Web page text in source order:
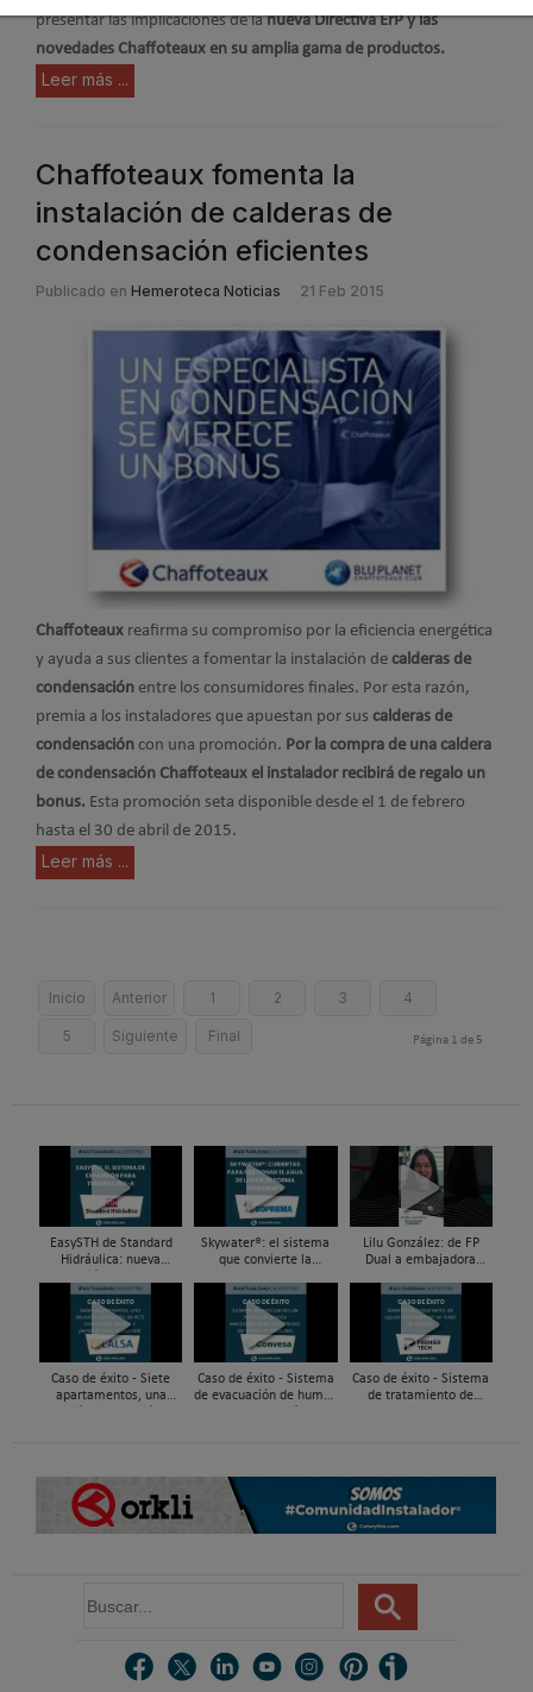
presentar las implicaciones de lanueva Directiva ErP y las
novedades Chaffoteaux en su amplia gama de productos.
Leer más ...
Chaffoteaux fomenta la
instalación de calderas de
condensación eficientes
Publicado en Hemeroteca Noticias 21 Feb 2015
Chaffoteaux reafirma su compromiso por la eficiencia energética
y ayuda a sus clientes a fomentar la instalación de calderas de
condensación entre los consumidores finales. Por esta razón,
premia a los instaladores que apuestan por sus calderas de
condensación con una promoción. Por la compra de una caldera
de condensación Chaffoteaux el instalador recibirá de regalo un
bonus. Esta promoción seta disponible desde el 1 de febrero
hasta el 30 de abril de 2015.
Leer más ...
Inicio Anterior 1 2 3 4
5 Siguiente Final Página 1 de 5
EasySTH de Standard
Hidráulica: nueva
de expansión para
tuberías PEX
Skywater®: el sistema
que convierte la
infraestructura activa de
gestión del agua...
Lilu González: de FP
Dual a embajadora
| Mecatrónica Industrial
Caso de éxito - Siete
apartamentos, una
Caso de éxito - Sistema
de evacuación de humos
Caso de éxito - Sistema
de tratamiento de
u